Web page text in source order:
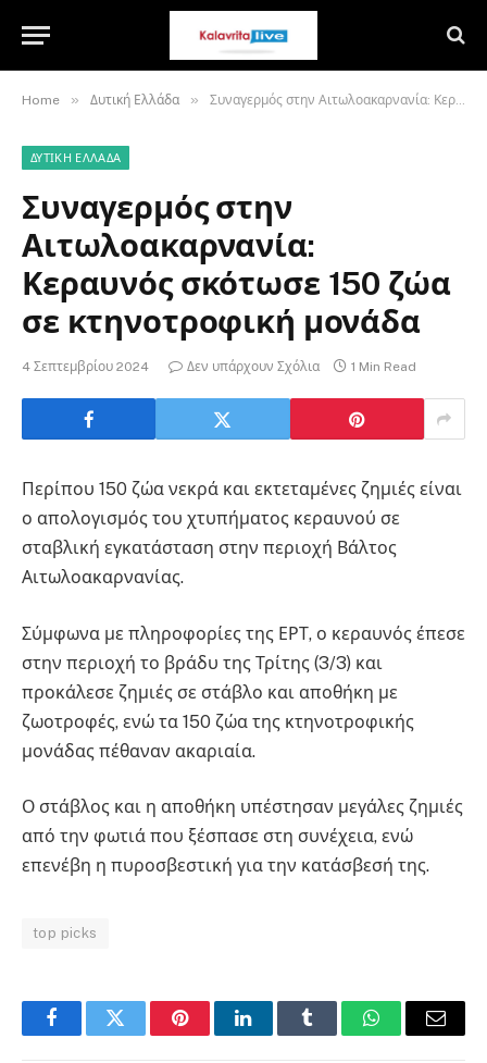
Home » Δυτική Ελλάδα » Συναγερμός στην Αιτωλοακαρνανία: Κεραυνός σκότωσε 150 ζώα σε κτηνοτροφική μονάδα
ΔΥΤΙΚΉ ΕΛΛΆΔΑ
Συναγερμός στην
Αιτωλοακαρνανία:
Κεραυνός σκότωσε 150 ζώα
σε κτηνοτροφική μονάδα
4 Σεπτεμβρίου 2024 Δεν υπάρχουν Σχόλια 1 Min Read
Περίπου 150 ζώα νεκρά και εκτεταμένες ζημιές είναι
ο απολογισμός του χτυπήματος κεραυνού σε
σταβλική εγκατάσταση στην περιοχή Βάλτος
Αιτωλοακαρνανίας.
Σύμφωνα με πληροφορίες της ΕΡΤ, ο κεραυνός έπεσε
στην περιοχή το βράδυ της Τρίτης (3/3) και
προκάλεσε ζημιές σε στάβλο και αποθήκη με
ζωοτροφές, ενώ τα 150 ζώα της κτηνοτροφικής
μονάδας πέθαναν ακαριαία.
Ο στάβλος και η αποθήκη υπέστησαν μεγάλες ζημιές
από την φωτιά που ξέσπασε στη συνέχεια, ενώ
επενέβη η πυροσβεστική για την κατάσβεσή της.
top picks
FacebookTwitter PinterestLinkedInTumblr WhatsAppEmail